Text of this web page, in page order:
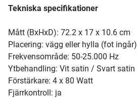
Tekniska specifikationer
Mått (BxHxD): 72.2 x 17 x 10.6 cm
Placering: vägg eller hylla (fot ingår)
Frekvensområde: 50-25.000 Hz
Ytbehandling: Vit satin / Svart satin
Förstärkare: 4 x 80 Watt
Fjärrkontroll: ja